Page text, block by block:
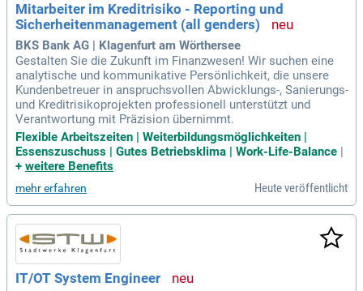
Mitarbeiter im Kreditrisiko - Reporting und
Sicherheitenmanagement (all genders)
BKS Bank AG | Klagenfurt am Wörthersee
Gestalten Sie die Zukunft im Finanzwesen! Wir suchen eine
analytische und kommunikative Persönlichkeit, die unsere
Kundenbetreuer in anspruchsvollen Abwicklungs-, Sanierungs-
und Kreditrisikoprojekten professionell unterstützt und
Verantwortung mit Präzision übernimmt.
Flexible Arbeitszeiten | Weiterbildungsmöglichkeiten |
Essenszuschuss | Gutes Betriebsklima | Work-Life-Balance |
+ weitere Benefits
mehr erfahren Heute veröffentlicht
IT/OT System Engineer